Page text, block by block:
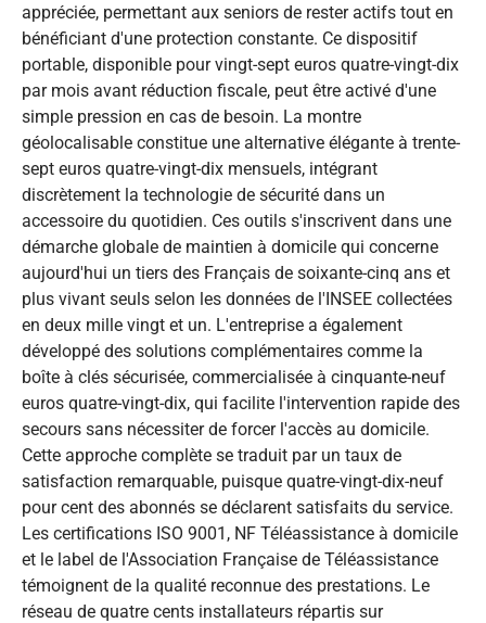
appréciée, permettant aux seniors de rester actifs tout en
bénéficiant d'une protection constante. Ce dispositif
portable, disponible pour vingt-sept euros quatre-vingt-dix
par mois avant réduction fiscale, peut être activé d'une
simple pression en cas de besoin. La montre
géolocalisable constitue une alternative élégante à trente-
sept euros quatre-vingt-dix mensuels, intégrant
discrètement la technologie de sécurité dans un
accessoire du quotidien. Ces outils s'inscrivent dans une
démarche globale de maintien à domicile qui concerne
aujourd'hui un tiers des Français de soixante-cinq ans et
plus vivant seuls selon les données de l'INSEE collectées
en deux mille vingt et un. L'entreprise a également
développé des solutions complémentaires comme la
boîte à clés sécurisée, commercialisée à cinquante-neuf
euros quatre-vingt-dix, qui facilite l'intervention rapide des
secours sans nécessiter de forcer l'accès au domicile.
Cette approche complète se traduit par un taux de
satisfaction remarquable, puisque quatre-vingt-dix-neuf
pour cent des abonnés se déclarent satisfaits du service.
Les certifications ISO 9001, NF Téléassistance à domicile
et le label de l'Association Française de Téléassistance
témoignent de la qualité reconnue des prestations. Le
réseau de quatre cents installateurs répartis sur